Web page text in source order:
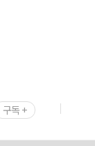
구독 +